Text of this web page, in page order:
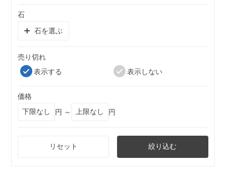
石
石を選ぶ
売り切れ
表示する
表示しない
価格
円 ～
円
リセット 絞り込む